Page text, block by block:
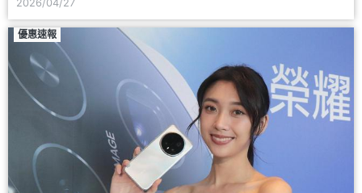
2026/04/27
優惠速報